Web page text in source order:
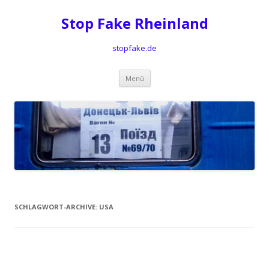
Stop Fake Rheinland
stopfake.de
Menü Springe
Inhalt
SCHLAGWORT-ARCHIVE: USA